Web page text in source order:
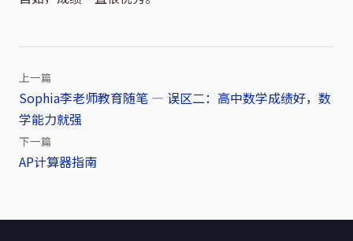
文
章
导
上一篇
Sophia李老师教育随笔 — 误区二：高中数学成绩好，数
学能力就强
下一篇
AP计算器指南